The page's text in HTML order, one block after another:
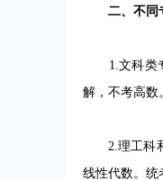
二、不同专
1.文科类专
解，不考高数
2.理工科和
线性代数。统